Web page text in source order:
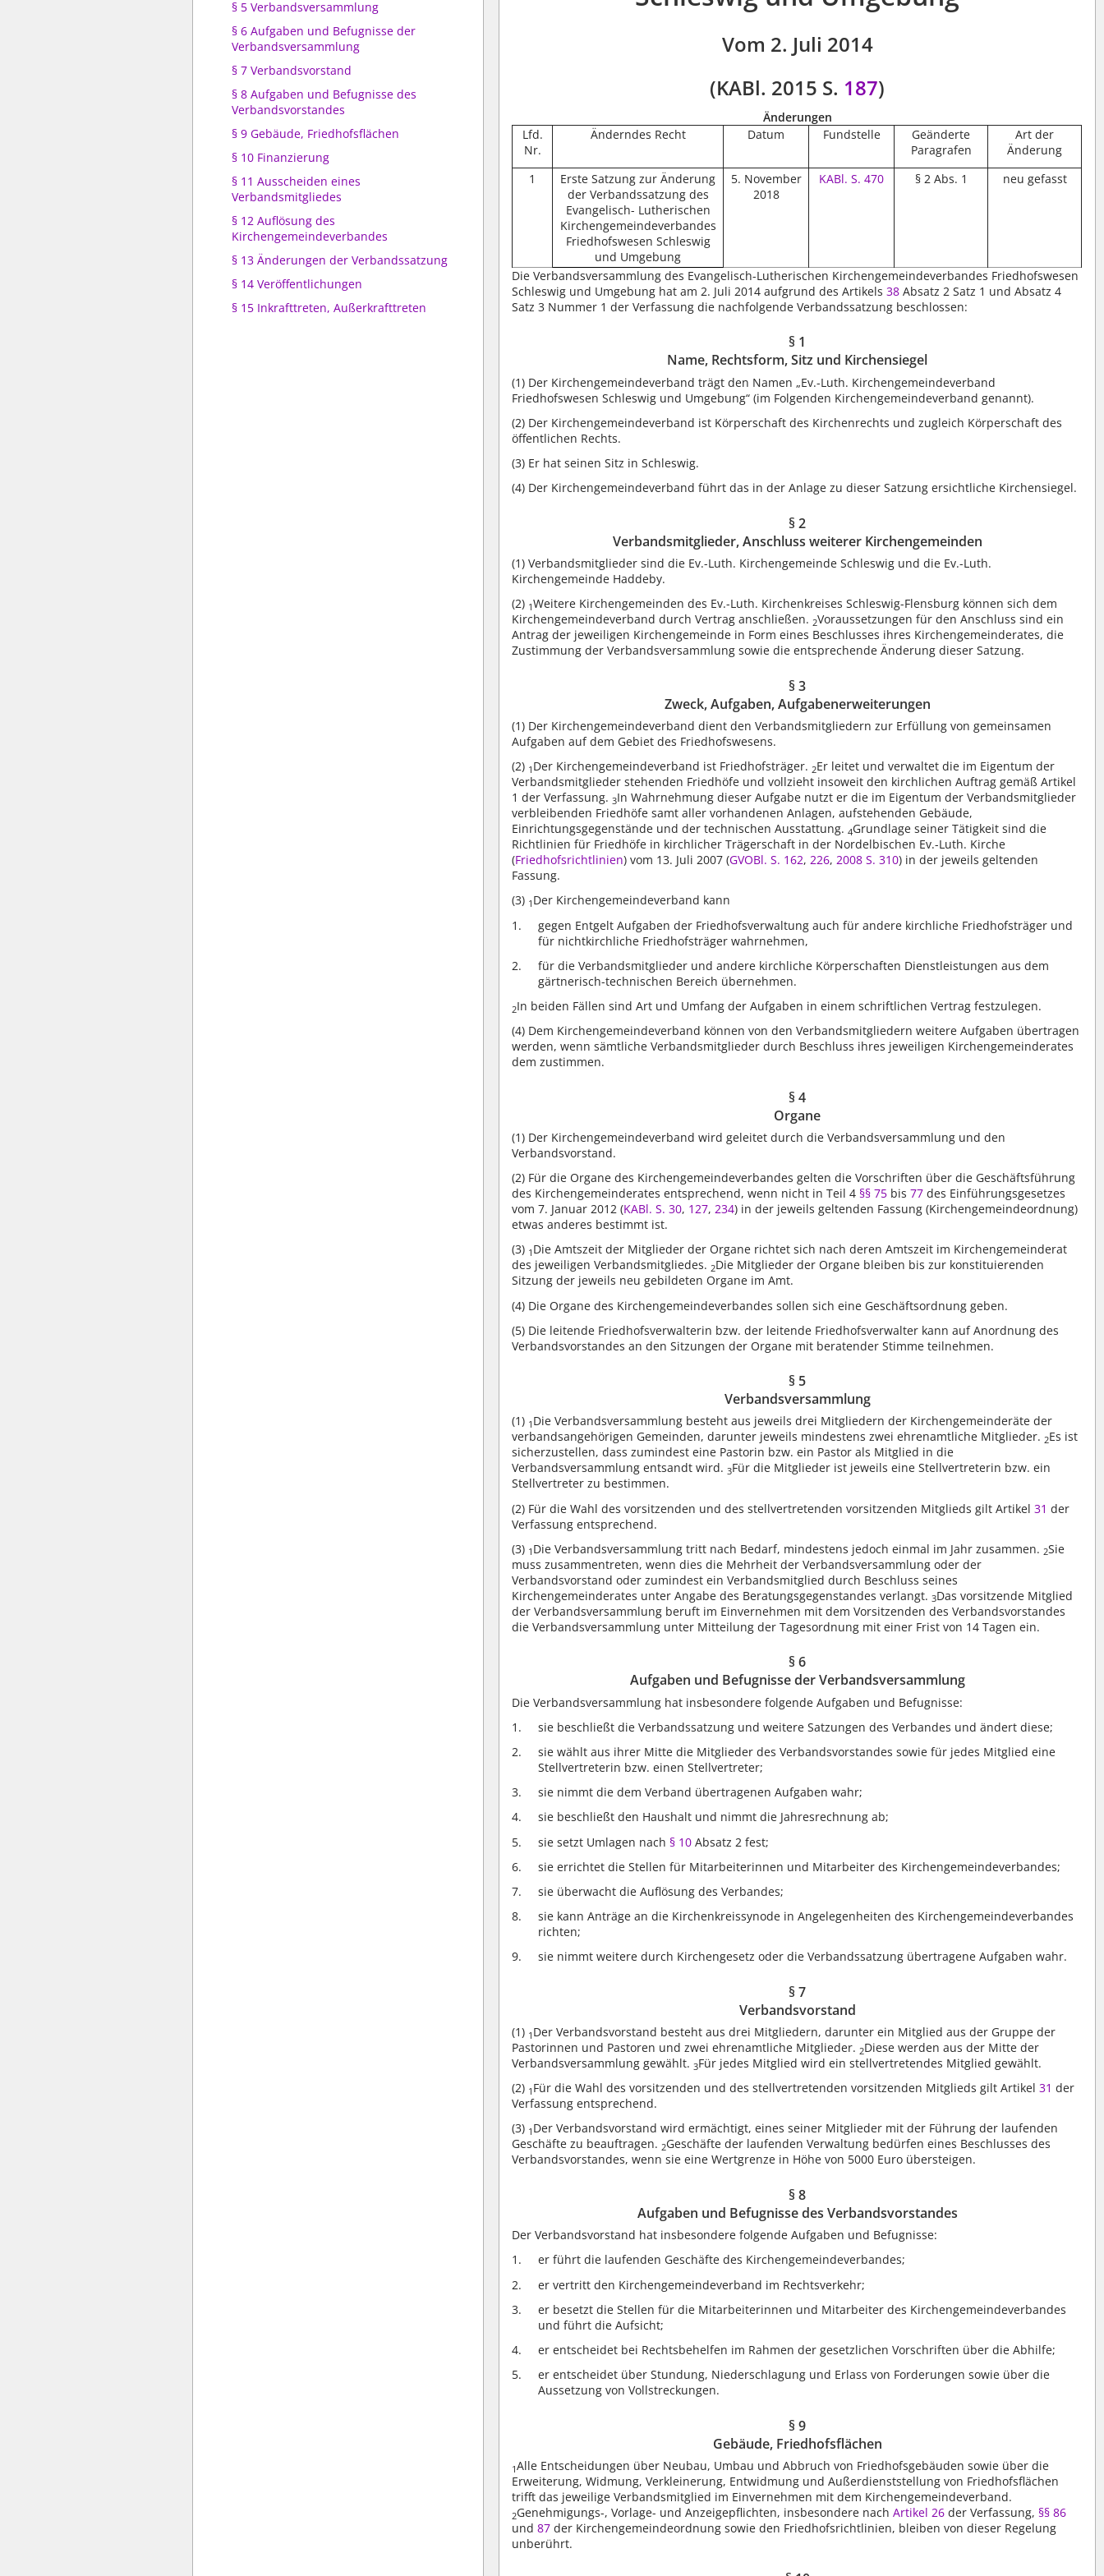
§ 5 Verbandsversammlung
§ 6 Aufgaben und Befugnisse der
Verbandsversammlung
§ 7 Verbandsvorstand
§ 8 Aufgaben und Befugnisse des
Verbandsvorstandes
§ 9 Gebäude, Friedhofsflächen
§ 10 Finanzierung
§ 11 Ausscheiden eines
Verbandsmitgliedes
§ 12 Auflösung des
Kirchengemeindeverbandes
§ 13 Änderungen der Verbandssatzung
§ 14 Veröffentlichungen
§ 15 Inkrafttreten, Außerkrafttreten
Vom 2. Juli 2014
(KABl. 2015 S. 187)
Änderungen
Lfd.
Nr.
Änderndes Recht Datum Fundstelle
Geänderte
Paragrafen
Art der
Änderung
1
Erste Satzung zur Änderung
der Verbandssatzung des
Evangelisch- Lutherischen
Kirchengemeindeverbandes
Friedhofswesen Schleswig
und Umgebung
5. November
2018
KABl.S. 470 § 2 Abs. 1 neu gefasst
Die Verbandsversammlung des Evangelisch-Lutherischen Kirchengemeindeverbandes Friedhofswesen
Schleswig und Umgebung hat am 2. Juli 2014 aufgrund des Artikels 38 Absatz 2 Satz 1 und Absatz 4
Satz 3 Nummer 1 der Verfassung die nachfolgende Verbandssatzung beschlossen:
§ 1
Name, Rechtsform, Sitz und Kirchensiegel
(1) Der Kirchengemeindeverband trägt den Namen „Ev.-Luth. Kirchengemeindeverband
Friedhofswesen Schleswig und Umgebung“ (im Folgenden Kirchengemeindeverband genannt).
(2) Der Kirchengemeindeverband ist Körperschaft des Kirchenrechts und zugleich Körperschaft des
öffentlichen Rechts.
(3) Er hat seinen Sitz in Schleswig.
(4) Der Kirchengemeindeverband führt das in der Anlage zu dieser Satzung ersichtliche Kirchensiegel.
§ 2
Verbandsmitglieder, Anschluss weiterer Kirchengemeinden
(1) Verbandsmitglieder sind die Ev.-Luth. Kirchengemeinde Schleswig und die Ev.-Luth.
Kirchengemeinde Haddeby.
(2) 1Weitere Kirchengemeinden des Ev.-Luth. Kirchenkreises Schleswig-Flensburg können sich dem
Kirchengemeindeverband durch Vertrag anschließen. 2Voraussetzungen für den Anschluss sind ein
Antrag der jeweiligen Kirchengemeinde in Form eines Beschlusses ihres Kirchengemeinderates, die
Zustimmung der Verbandsversammlung sowie die entsprechende Änderung dieser Satzung.
§ 3
Zweck, Aufgaben, Aufgabenerweiterungen
(1) Der Kirchengemeindeverband dient den Verbandsmitgliedern zur Erfüllung von gemeinsamen
Aufgaben auf dem Gebiet des Friedhofswesens.
(2) 1 Der Kirchengemeindeverband ist Friedhofsträger. 2Er leitet und verwaltet die im Eigentum der
Verbandsmitglieder stehenden Friedhöfe und vollzieht insoweit den kirchlichen Auftrag gemäß Artikel
1 der Verfassung.3In Wahrnehmung dieser Aufgabe nutzt er die im Eigentum der Verbandsmitglieder
verbleibenden Friedhöfe samt aller vorhandenen Anlagen, aufstehenden Gebäude,
Einrichtungsgegenstände und der technischen Ausstattung.4Grundlage seiner Tätigkeit sind die
Richtlinien für Friedhöfe in kirchlicher Trägerschaft in der Nordelbischen Ev.-Luth. Kirche
(Friedhofsrichtlinien) vom 13. Juli 2007 (GVOBl. S. 162,226,2008 S. 310) in der jeweils geltenden
Fassung.
(3) 1 Der Kirchengemeindeverband kann
gegen Entgelt Aufgaben der Friedhofsverwaltung auch für andere kirchliche Friedhofsträger und
für nichtkirchliche Friedhofsträger wahrnehmen,
für die Verbandsmitglieder und andere kirchliche Körperschaften Dienstleistungen aus dem
gärtnerisch-technischen Bereich übernehmen.
2In beiden Fällen sind Art und Umfang der Aufgaben in einem schriftlichen Vertrag festzulegen.
(4) Dem Kirchengemeindeverband können von den Verbandsmitgliedern weitere Aufgaben übertragen
werden, wenn sämtliche Verbandsmitglieder durch Beschluss ihres jeweiligen Kirchengemeinderates
dem zustimmen.
§ 4
Organe
(1) Der Kirchengemeindeverband wird geleitet durch die Verbandsversammlung und den
Verbandsvorstand.
(2) Für die Organe des Kirchengemeindeverbandes gelten die Vorschriften über die Geschäftsführung
des Kirchengemeinderates entsprechend, wenn nicht in Teil 4§§ 75 bis77 des Einführungsgesetzes
vom 7. Januar 2012 (KABl. S. 30, 127,234) in der jeweils geltenden Fassung (Kirchengemeindeordnung)
etwas anderes bestimmt ist.
(3) 1 Die Amtszeit der Mitglieder der Organe richtet sich nach deren Amtszeit im Kirchengemeinderat
des jeweiligen Verbandsmitgliedes. 2Die Mitglieder der Organe bleiben bis zur konstituierenden
Sitzung der jeweils neu gebildeten Organe im Amt.
(4) Die Organe des Kirchengemeindeverbandes sollen sich eine Geschäftsordnung geben.
(5) Die leitende Friedhofsverwalterin bzw. der leitende Friedhofsverwalter kann auf Anordnung des
Verbandsvorstandes an den Sitzungen der Organe mit beratender Stimme teilnehmen.
§ 5
Verbandsversammlung
(1) 1 Die Verbandsversammlung besteht aus jeweils drei Mitgliedern der Kirchengemeinderäte der
verbandsangehörigen Gemeinden, darunter jeweils mindestens zwei ehrenamtliche Mitglieder. 2Es ist
sicherzustellen, dass zumindest eine Pastorin bzw. ein Pastor als Mitglied in die
Verbandsversammlung entsandt wird.3Für die Mitglieder ist jeweils eine Stellvertreterin bzw. ein
Stellvertreter zu bestimmen.
(2) Für die Wahl des vorsitzenden und des stellvertretenden vorsitzenden Mitglieds gilt Artikel 31 der
Verfassung entsprechend.
(3) 1 Die Verbandsversammlung tritt nach Bedarf, mindestens jedoch einmal im Jahr zusammen. 2Sie
muss zusammentreten, wenn dies die Mehrheit der Verbandsversammlung oder der
Verbandsvorstand oder zumindest ein Verbandsmitglied durch Beschluss seines
Kirchengemeinderates unter Angabe des Beratungsgegenstandes verlangt.3Das vorsitzende Mitglied
der Verbandsversammlung beruft im Einvernehmen mit dem Vorsitzenden des Verbandsvorstandes
die Verbandsversammlung unter Mitteilung der Tagesordnung mit einer Frist von 14 Tagen ein.
§ 6
Aufgaben und Befugnisse der Verbandsversammlung
Die Verbandsversammlung hat insbesondere folgende Aufgaben und Befugnisse:
sie beschließt die Verbandssatzung und weitere Satzungen des Verbandes und ändert diese;
sie wählt aus ihrer Mitte die Mitglieder des Verbandsvorstandes sowie für jedes Mitglied eine
Stellvertreterin bzw. einen Stellvertreter;
sie nimmt die dem Verband übertragenen Aufgaben wahr;
sie beschließt den Haushalt und nimmt die Jahresrechnung ab;
sie setzt Umlagen nach § 10 Absatz 2 fest;
sie errichtet die Stellen für Mitarbeiterinnen und Mitarbeiter des Kirchengemeindeverbandes;
sie überwacht die Auflösung des Verbandes;
sie kann Anträge an die Kirchenkreissynode in Angelegenheiten des Kirchengemeindeverbandes
richten;
sie nimmt weitere durch Kirchengesetz oder die Verbandssatzung übertragene Aufgaben wahr.
§ 7
Verbandsvorstand
(1) 1 Der Verbandsvorstand besteht aus drei Mitgliedern, darunter ein Mitglied aus der Gruppe der
Pastorinnen und Pastoren und zwei ehrenamtliche Mitglieder. 2Diese werden aus der Mitte der
Verbandsversammlung gewählt.3Für jedes Mitglied wird ein stellvertretendes Mitglied gewählt.
(2) 1 Für die Wahl des vorsitzenden und des stellvertretenden vorsitzenden Mitglieds gilt Artikel31 der
Verfassung entsprechend.
(3) 1 Der Verbandsvorstand wird ermächtigt, eines seiner Mitglieder mit der Führung der laufenden
Geschäfte zu beauftragen. 2Geschäfte der laufenden Verwaltung bedürfen eines Beschlusses des
Verbandsvorstandes, wenn sie eine Wertgrenze in Höhe von 5000 Euro übersteigen.
§ 8
Aufgaben und Befugnisse des Verbandsvorstandes
Der Verbandsvorstand hat insbesondere folgende Aufgaben und Befugnisse:
er führt die laufenden Geschäfte des Kirchengemeindeverbandes;
er vertritt den Kirchengemeindeverband im Rechtsverkehr;
er besetzt die Stellen für die Mitarbeiterinnen und Mitarbeiter des Kirchengemeindeverbandes
und führt die Aufsicht;
er entscheidet bei Rechtsbehelfen im Rahmen der gesetzlichen Vorschriften über die Abhilfe;
er entscheidet über Stundung, Niederschlagung und Erlass von Forderungen sowie über die
Aussetzung von Vollstreckungen.
§ 9
Gebäude, Friedhofsflächen
1Alle Entscheidungen über Neubau, Umbau und Abbruch von Friedhofsgebäuden sowie über die
Erweiterung, Widmung, Verkleinerung, Entwidmung und Außerdienststellung von Friedhofsflächen
trifft das jeweilige Verbandsmitglied im Einvernehmen mit dem Kirchengemeindeverband.
2Genehmigungs-, Vorlage- und Anzeigepflichten, insbesondere nachArtikel 26 der Verfassung,§§ 86
und87 der Kirchengemeindeordnung sowie den Friedhofsrichtlinien, bleiben von dieser Regelung
unberührt.